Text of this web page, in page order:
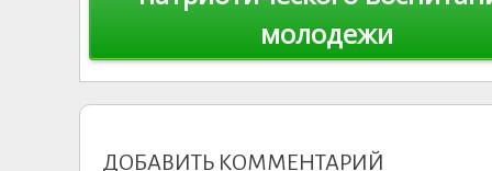
молодежи
ДОБАВИТЬ КОММЕНТАРИЙ